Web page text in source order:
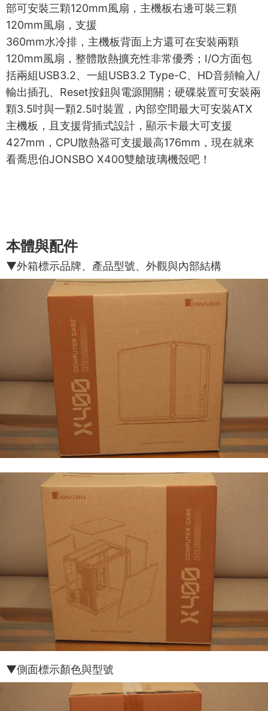
部可安裝三顆120mm風扇，主機板右邊可裝三顆
120mm風扇，支援
360mm水冷排，主機板背面上方還可在安裝兩顆
120mm風扇，整體散熱擴充性非常優秀；I/O方面包
括兩組USB3.2、一組USB3.2 Type-C、HD音頻輸入/
輸出插孔、Reset按鈕與電源開關；硬碟裝置可安裝兩
顆3.5吋與一顆2.5吋裝置，內部空間最大可安裝ATX
主機板，且支援背插式設計，顯示卡最大可支援
427mm，CPU散熱器可支援最高176mm，現在就來
看喬思伯JONSBO X400雙艙玻璃機殼吧！
本體與配件
▼外箱標示品牌、產品型號、外觀與內部結構
▼側面標示顏色與型號